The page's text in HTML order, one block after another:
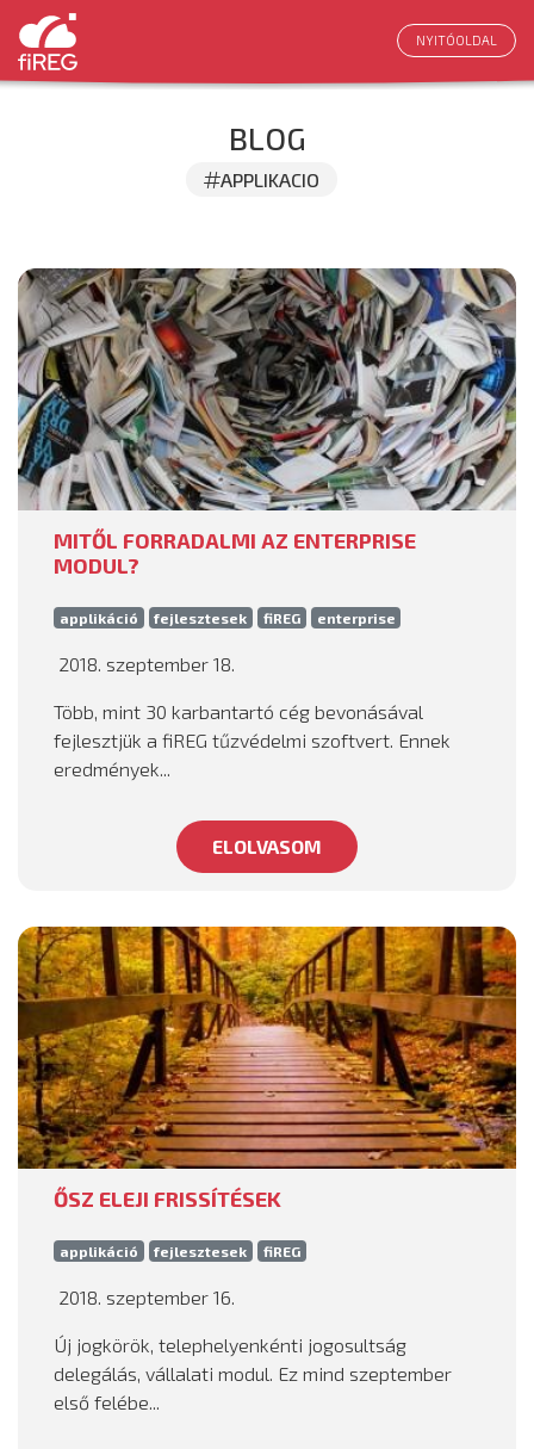
NYITÓOLDAL
BLOG
APPLIKACIO
MITŐL FORRADALMI AZ ENTERPRISE
MODUL?
applikáció fejlesztesek fiREG enterprise
2018. szeptember 18.
Több, mint 30 karbantartó cég bevonásával
fejlesztjük a fiREG tűzvédelmi szoftvert. Ennek
eredmények...
ELOLVASOM
ŐSZ ELEJI FRISSÍTÉSEK
applikáció fejlesztesek fiREG
2018. szeptember 16.
Új jogkörök, telephelyenkénti jogosultság
delegálás, vállalati modul. Ez mind szeptember
első felébe...